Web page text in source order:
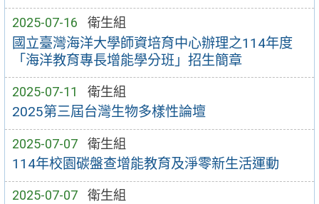
2025-07-16 衛生組
國立臺灣海洋大學師資培育中心辦理之114年度
「海洋教育專長增能學分班」招生簡章
2025-07-11 衛生組
2025第三屆台灣生物多樣性論壇
2025-07-07 衛生組
114年校園碳盤查增能教育及淨零新生活運動
2025-07-07 衛生組